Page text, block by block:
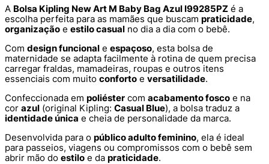
A Bolsa Kipling New Art M Baby Bag Azul I99285PZ é a
escolha perfeita para as mamães que buscam praticidade,
organização e estilo casual no dia a dia com o bebê.
Com design funcional e espaçoso, esta bolsa de
maternidade se adapta facilmente à rotina de quem precisa
carregar fraldas, mamadeiras, roupas e outros itens
essenciais com muito conforto e versatilidade.
Confeccionada em poliéster com acabamento fosco e na
cor azul (original Kipling: Casual Blue), a bolsa traduz a
identidade única e cheia de personalidade da marca.
Desenvolvida para o público adulto feminino, ela é ideal
para passeios, viagens ou compromissos com o bebê sem
abrir mão do estilo e da praticidade.